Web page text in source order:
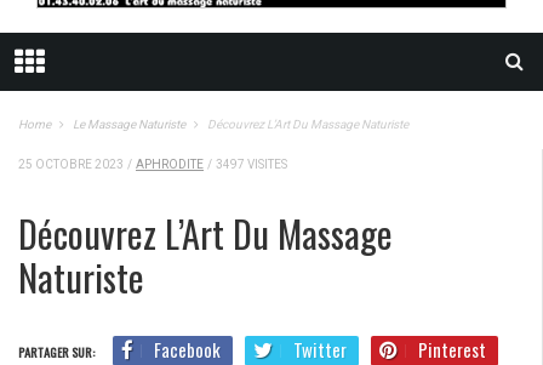
Home Le Massage Naturiste Découvrez L’Art Du Massage Naturiste
25 OCTOBRE 2023 / APHRODITE / 3497 VISITES
Découvrez L’Art Du Massage
Naturiste
PARTAGER SUR: Facebook Twitter Pinterest